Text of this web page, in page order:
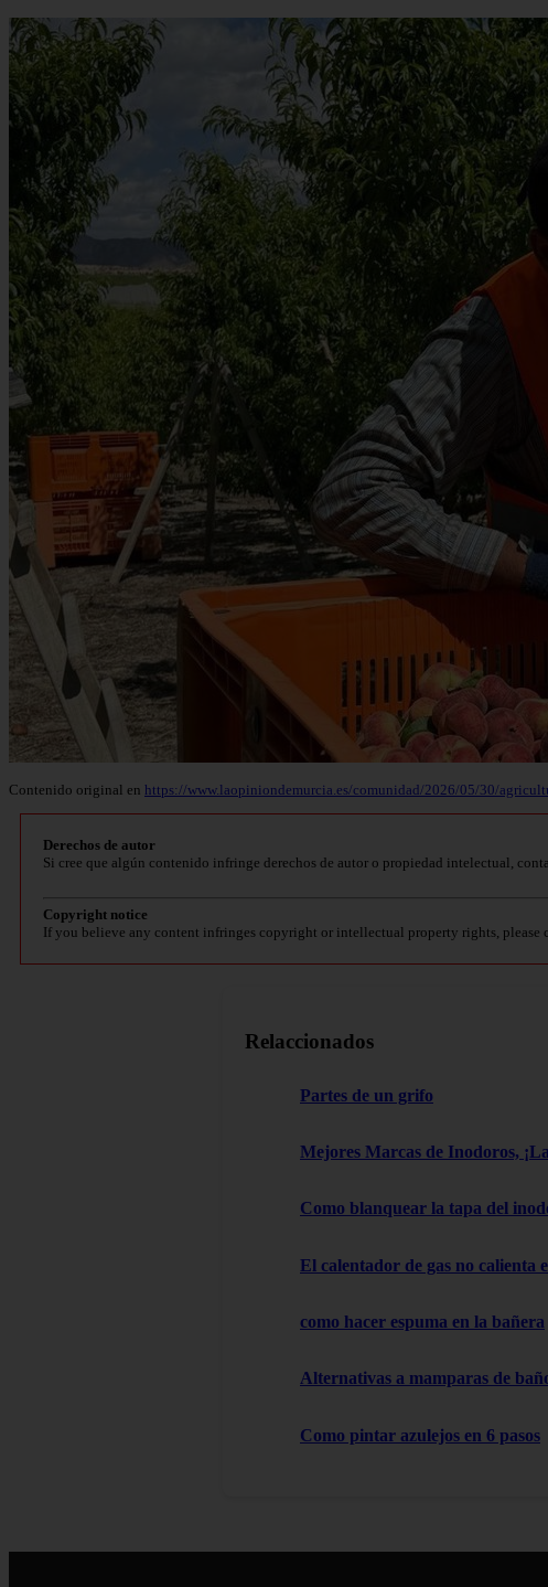
Contenido original en https://www.laopiniondemurcia.es/comunidad/2026/05/30/
Derechos de autor
Si cree que algún contenido infringe derechos de autor o propiedad intelectual,
Copyright notice
If you believe any content infringes copyright or intellectual property rights, please
Relaccionados
Partes de un grifo
Mejores Marcas de Inodoros,
Como blanquear la tapa del
El calentador de gas no calienta
como hacer espuma en la bañera
Alternativas a mamparas de
Como pintar azulejos en 6 pasos